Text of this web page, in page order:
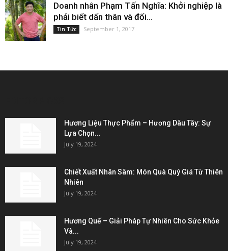
Doanh nhân Phạm Tấn Nghĩa: Khởi nghiệp là
phải biết dấn thân và đối...
Tin Tức September 1, 2017
Hương Liệu Thực Phẩm – Hương Dâu Tây: Sự
Lựa Chọn...
July 19, 2024
Chiết Xuất Nhân Sâm: Món Quà Quý Giá Từ Thiên
Nhiên
July 19, 2024
Hương Quế – Giải Pháp Tự Nhiên Cho Sức Khỏe
Và...
July 19, 2024